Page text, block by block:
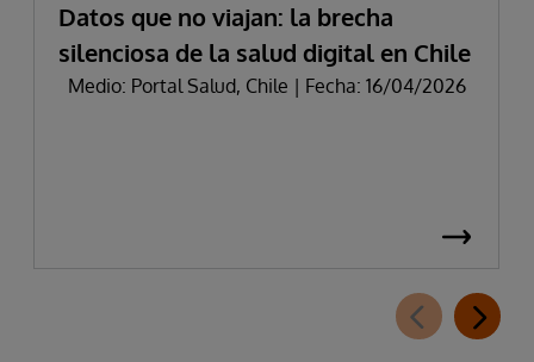
Datos que no viajan: la brecha
silenciosa de la salud digital en Chile
Medio: Portal Salud, Chile | Fecha: 16/04/2026